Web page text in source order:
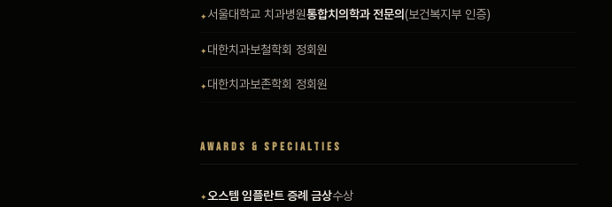
서울대학교 치과병원통합치의학과 전문의(보건복지부 인증)
대한치과보철학회 정회원
대한치과보존학회 정회원
AWARDS & SPECIALTIES
오스템 임플란트 증례 금상수상